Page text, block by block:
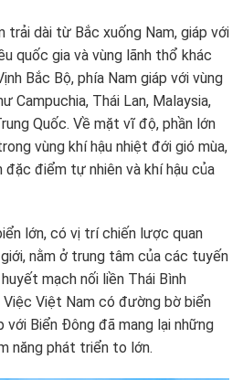
trải dài từ Bắc xuống Nam, giáp với
quốc gia và vùng lãnh thổ khác
Bắc Bộ, phía Nam giáp với vùng
Campuchia, Thái Lan, Malaysia,
Quốc. Về mặt vĩ độ, phần lớn
vùng khí hậu nhiệt đới gió mùa,
điểm tự nhiên và khí hậu của
lớn, có vị trí chiến lược quan
nằm ở trung tâm của các tuyến
mạch nối liền Thái Bình
Việc Việt Nam có đường bờ biển
Biển Đông đã mang lại những
năng phát triển to lớn.